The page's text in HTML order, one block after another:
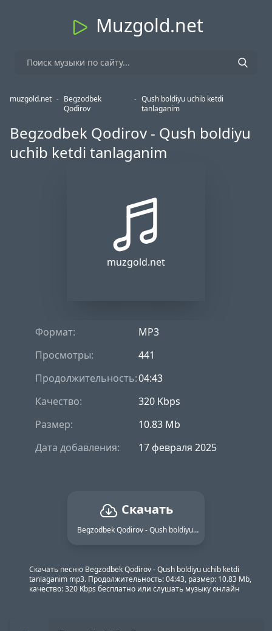
Muzgold.net
muzgold.net - Begzodbek
Qodirov
- Qush boldiyu uchib ketdi
tanlaganim
Begzodbek Qodirov - Qush boldiyu
uchib ketdi tanlaganim
muzgold.net
Формат:
MP3
Просмотры:
441
Продолжительность:04:43
Качество:
320 Kbps
Размер:
10.83 Mb
Дата добавления:
17 февраля 2025
Скачать
Begzodbek Qodirov - Qush boldiyu uchib ketdi tanlaganim
Скачать песню Begzodbek Qodirov - Qush boldiyu uchib ketdi
tanlaganim mp3. Продолжительность: 04:43, размер: 10.83 Mb,
качество: 320 Kbps бесплатно или слушать музыку онлайн